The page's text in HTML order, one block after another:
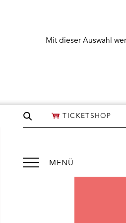
Seite
TICKETSHOP
Mit dieser Auswahl
MENÜ
Menü